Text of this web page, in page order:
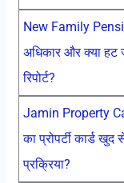
New Family
अधिकार और क्या हट
रिपोर्ट?
Jamin Property
का प्रोपर्टी कार्ड
प्रक्रिया?